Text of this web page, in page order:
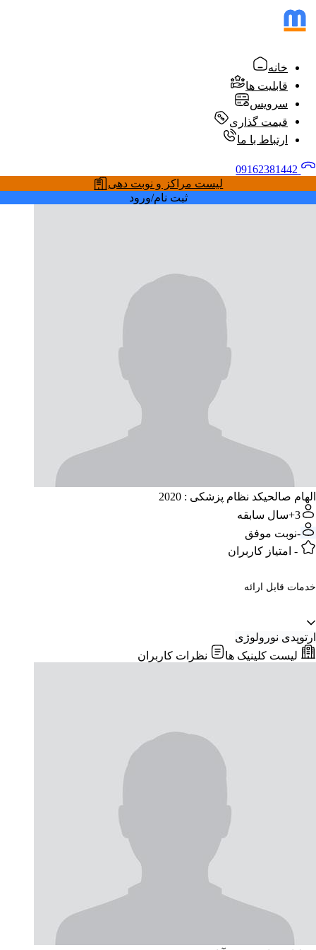
خانه
قابلیت ها
سرویس
قیمت گذاری
ارتباط با ما
لیست مراکز و نوبت دهی
ثبت نام/ورود
الهام صالحیکد نظام پزشکی : 2020
3+ سال سابقه
-نوبت موفق
- امتیاز کاربران
خدمات قابل ارائه
ارتوپدی نورولوژی
لیست کلینیک ها
نظرات کاربران